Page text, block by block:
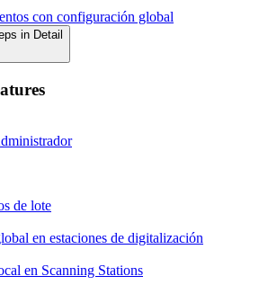
con configuración global
in Detail
de lote
en estaciones de digitalización
en Scanning Stations